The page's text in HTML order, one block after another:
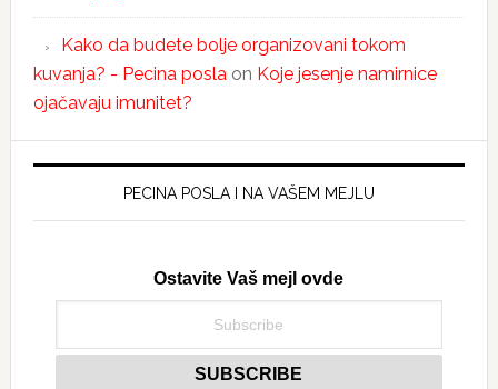
Kako da budete bolje organizovani tokom
kuvanja? - Pecina poslaon Koje jesenje namirnice
ojačavaju imunitet?
PECINA POSLA I NA VAŠEM MEJLU
Ostavite Vaš mejl ovde